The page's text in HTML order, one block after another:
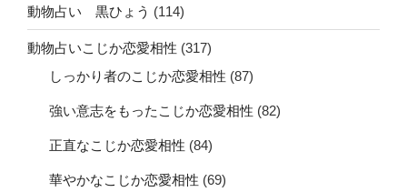
動物占い 黒ひょう (114)
動物占いこじか恋愛相性 (317)
しっかり者のこじか恋愛相性 (87)
強い意志をもったこじか恋愛相性 (82)
正直なこじか恋愛相性 (84)
華やかなこじか恋愛相性 (69)